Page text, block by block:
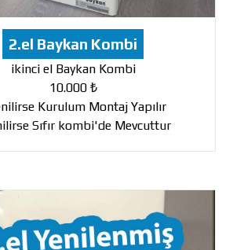
2.el Baykan Kombi
ikinci el Baykan Kombi
10.000 ₺
Kurulum Montaj Yapılır
Sıfır kombi'de Mevcuttur